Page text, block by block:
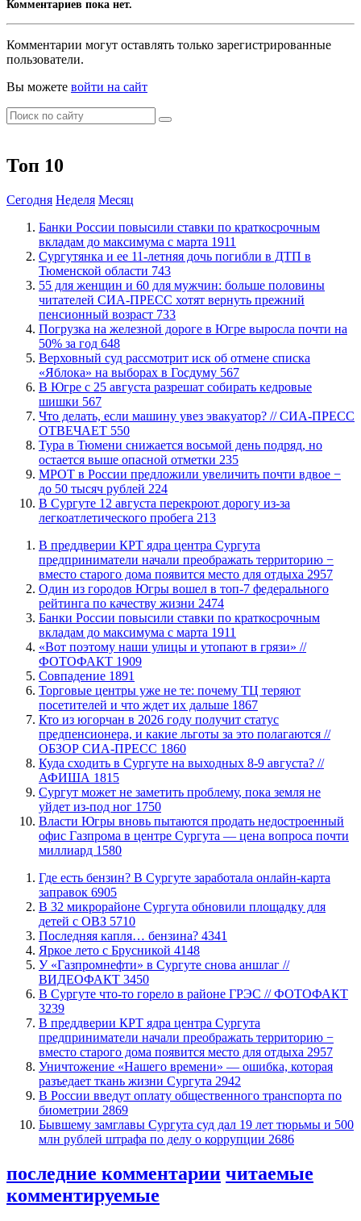
Комментариев пока нет.
Комментарии могут оставлять только зарегистрированные
пользователи.
Вы можете войти на сайт
Топ 10
Сегодня Неделя Месяц
​Банки России повысили ставки по краткосрочным
вкладам до максимума с марта 1911
Сургутянка и ее 11-летняя дочь погибли в ДТП в
Тюменской области 743
​55 для женщин и 60 для мужчин: больше половины
читателей СИА-ПРЕСС хотят вернуть прежний
пенсионный возраст 733
​Погрузка на железной дороге в Югре выросла почти на
50% за год 648
​Верховный суд рассмотрит иск об отмене списка
«Яблока» на выборах в Госдуму 567
​В Югре с 25 августа разрешат собирать кедровые
шишки 567
​Что делать, если машину увез эвакуатор? // СИА-ПРЕСС
ОТВЕЧАЕТ 550
Тура в Тюмени снижается восьмой день подряд, но
остается выше опасной отметки 235
МРОТ в России предложили увеличить почти вдвое −
до 50 тысяч рублей 224
В Сургуте 12 августа перекроют дорогу из-за
легкоатлетического пробега 213
​В преддверии КРТ ядра центра Сургута
предприниматели начали преображать территорию −
вместо старого дома появится место для отдыха 2957
Один из городов Югры вошел в топ-7 федерального
рейтинга по качеству жизни 2474
​Банки России повысили ставки по краткосрочным
вкладам до максимума с марта 1911
«Вот поэтому наши улицы и утопают в грязи» //
ФОТОФАКТ 1909
​Совпадение 1891
Торговые центры уже не те: почему ТЦ теряют
посетителей и что ждет их дальше 1867
Кто из югорчан в 2026 году получит статус
предпенсионера, и какие льготы за это полагаются //
ОБЗОР СИА-ПРЕСС 1860
​Куда сходить в Сургуте на выходных 8-9 августа? //
АФИША 1815
Сургут может не заметить проблему, пока земля не
уйдет из-под ног 1750
Власти Югры вновь пытаются продать недостроенный
офис Газпрома в центре Сургута — цена вопроса почти
миллиард 1580
​Где есть бензин? В Сургуте заработала онлайн-карта
заправок 6905
В 32 микрорайоне Сургута обновили площадку для
детей с ОВЗ 5710
​Последняя капля… бензина? 4341
Яркое лето с Брусникой 4148
У «Газпромнефти» в Сургуте снова аншлаг //
ВИДЕОФАКТ 3450
​В Сургуте что-то горело в районе ГРЭС // ФОТОФАКТ
3239
​В преддверии КРТ ядра центра Сургута
предприниматели начали преображать территорию −
вместо старого дома появится место для отдыха 2957
​Уничтожение «Нашего времени» — ошибка, которая
разъедает ткань жизни Сургута 2942
В России введут оплату общественного транспорта по
биометрии 2869
Бывшему замглавы Сургута суд дал 19 лет тюрьмы и 500
млн рублей штрафа по делу о коррупции 2686
последние комментарии читаемые
комментируемые